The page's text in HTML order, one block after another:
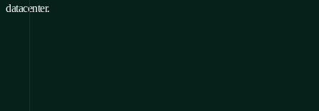
datacenter.